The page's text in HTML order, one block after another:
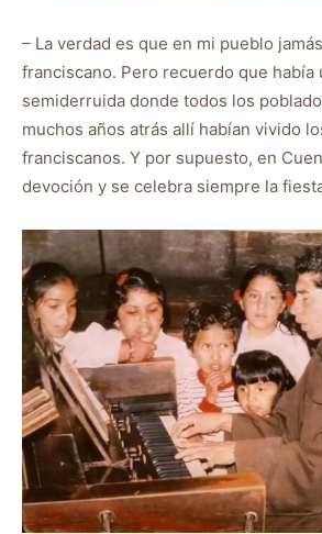
– La verdad es que en mi pueblo
franciscano. Pero recuerdo que había
semiderruida donde todos los
muchos años atrás allí habían vivido
franciscanos. Y por supuesto, en
devoción y se celebra siempre la